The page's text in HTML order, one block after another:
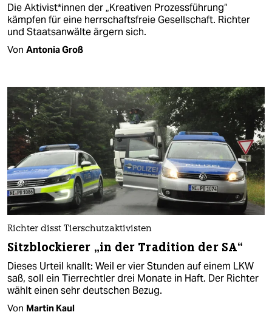
Die Aktivist*innen der „Kreativen Prozessführung“
kämpfen für eine herrschaftsfreie Gesellschaft. Richter
und Staatsanwälte ärgern sich.
Von Antonia Groß
Richter disst Tierschutzaktivisten
Sitzblockierer „in der Tradition der SA“
Dieses Urteil knallt: Weil er vier Stunden auf einem LKW
saß, soll ein Tierrechtler drei Monate in Haft. Der Richter
wählt einen sehr deutschen Bezug.
Von Martin Kaul